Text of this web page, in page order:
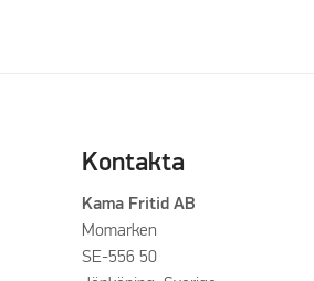
Kontakta
Kama Fritid AB
Momarken
SE-556 50